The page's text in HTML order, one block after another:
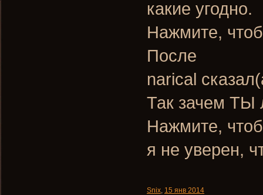
какие угодно.
Нажмите,
После
narical
Так зачем ТЫ
Нажмите,
я не уверен,
Snix, 15 янв 2014